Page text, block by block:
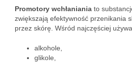
Promotory wchłaniania to
zwiększają efektywność przenikania
przez skórę. Wśród najczęściej
alkohole,
glikole,